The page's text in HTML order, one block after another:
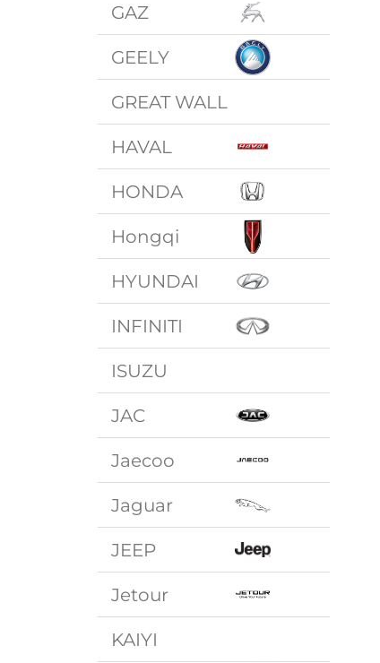
GAZ
GEELY
GREAT WALL
HAVAL
HONDA
Hongqi
HYUNDAI
INFINITI
ISUZU
JAC
Jaecoo
Jaguar
JEEP
Jetour
KAIYI